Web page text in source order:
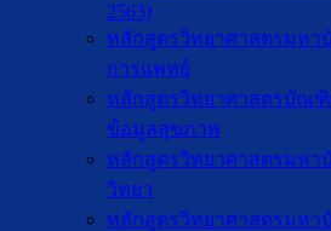
2563)
หลักสูตรวิทยาศาสตรมห
การแพทย์
หลักสูตรวิทยาศาสตรบัณ
ข้อมูลสุขภาพ
หลักสูตรวิทยาศาสตรมห
วิทยา
หลักสูตรวิทยาศาสตรมห